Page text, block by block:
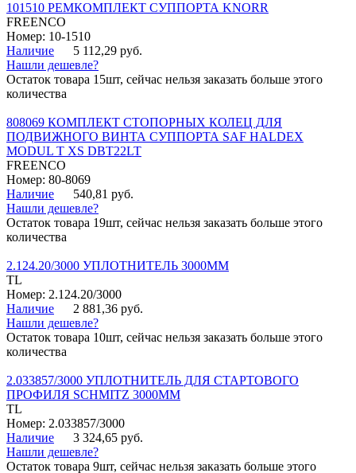
101510 РЕМКОМПЛЕКТ СУППОРТА KNORR
FREENCO
Номер: 10-1510
Наличие
5 112,29 руб.
Нашли дешевле?
Остаток товара 15шт, сейчас нельзя заказать больше этого
количества
808069 КОМПЛЕКТ СТОПОРНЫХ КОЛЕЦ ДЛЯ
ПОДВИЖНОГО ВИНТА СУППОРТА SAF HALDEX
MODUL T XS DBT22LT
FREENCO
Номер: 80-8069
Наличие
540,81 руб.
Нашли дешевле?
Остаток товара 19шт, сейчас нельзя заказать больше этого
количества
2.124.20/3000 УПЛОТНИТЕЛЬ 3000ММ
TL
Номер: 2.124.20/3000
Наличие
2 881,36 руб.
Нашли дешевле?
Остаток товара 10шт, сейчас нельзя заказать больше этого
количества
2.033857/3000 УПЛОТНИТЕЛЬ ДЛЯ СТАРТОВОГО
ПРОФИЛЯ SCHMITZ 3000ММ
TL
Номер: 2.033857/3000
Наличие
3 324,65 руб.
Нашли дешевле?
Остаток товара 9шт, сейчас нельзя заказать больше этого